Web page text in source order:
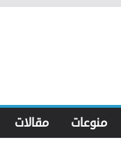
منوعات مقالات